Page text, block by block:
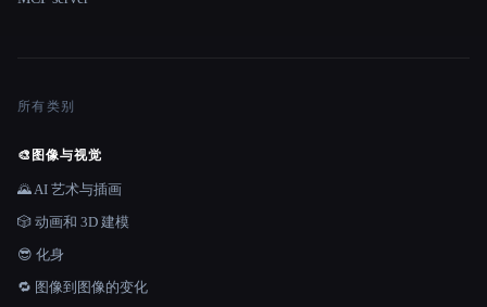
所有类别
🎨 图像与视觉
🌄 AI 艺术与插画
🎲 动画和 3D 建模
😎 化身
🔁 图像到图像的变化